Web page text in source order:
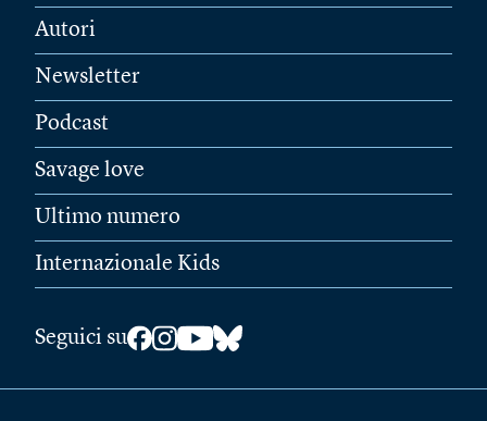
Autori
Newsletter
Podcast
Savage love
Ultimo numero
Internazionale Kids
Seguici su